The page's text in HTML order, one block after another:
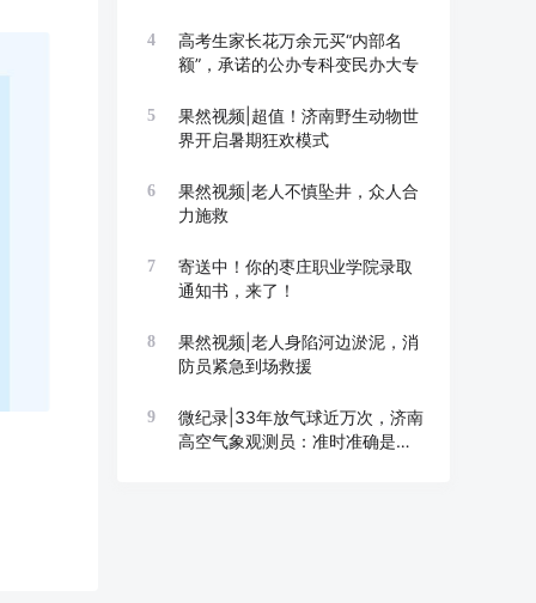
4
高考生家长花万余元买“内部名
额”，承诺的公办专科变民办大专
5
果然视频|超值！济南野生动物世
界开启暑期狂欢模式
6
果然视频|老人不慎坠井，众人合
力施救
7
寄送中！你的枣庄职业学院录取
通知书，来了！
8
果然视频|老人身陷河边淤泥，消
防员紧急到场救援
9
微纪录|33年放气球近万次，济南
高空气象观测员：准时准确是底